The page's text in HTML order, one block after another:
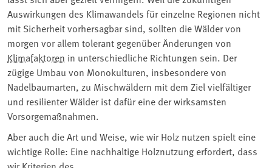
Auswirkungen des Klimawandels für einzelne Regionen nicht
mit Sicherheit vorhersagbar sind, sollten die Wälder von
morgen vor allem tolerant gegenüber Änderungen von
Klimafaktoren in unterschiedliche Richtungen sein. Der
zügige Umbau von Monokulturen, insbesondere von
Nadelbaumarten, zu Mischwäldern mit dem Ziel vielfältiger
und resilienter Wälder ist dafür eine der wirksamsten
Vorsorgemaßnahmen.
Aber auch die Art und Weise, wie wir Holz nutzen spielt eine
wichtige Rolle: Eine nachhaltige Holznutzung erfordert, dass
wir Kriterien des